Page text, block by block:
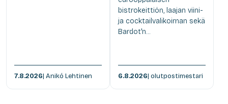
7.8.2026| Anikó Lehtinen
bistrokeittiön, laajan viini-
ja cocktailvalikoiman sekä
Bardot'n...
6.8.2026| olutpostimestari